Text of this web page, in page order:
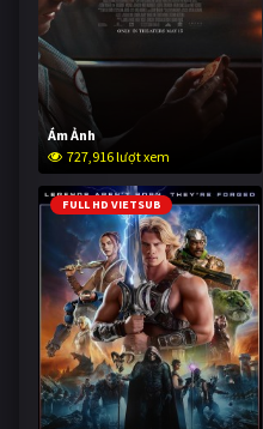
Ám Ảnh
727,916 lượt xem
FULL HD VIETSUB